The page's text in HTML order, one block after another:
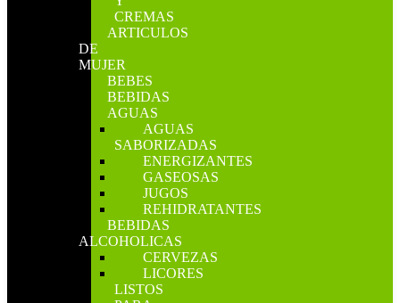
CREMAS
ARTICULOS
DE
MUJER
BEBES
BEBIDAS
AGUAS
AGUAS
SABORIZADAS
ENERGIZANTES
GASEOSAS
JUGOS
REHIDRATANTES
BEBIDAS
ALCOHOLICAS
CERVEZAS
LICORES
LISTOS